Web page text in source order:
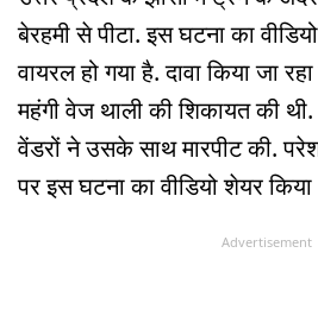
बेरहमी से पीटा. इस घटना का
वायरल हो गया है. दावा किया जा
महंगी वेज थाली की शिकायत की
वेंडरों ने उसके साथ मारपीट की.
पर इस घटना का वीडियो शेयर किया
Advertisement